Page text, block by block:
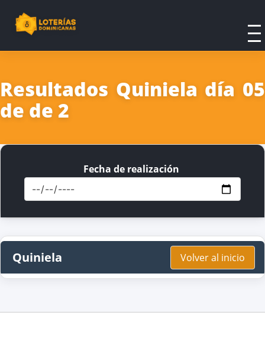
Resultados Quiniela día 05
de de 2
Fecha de realización
Quiniela Volver al inicio